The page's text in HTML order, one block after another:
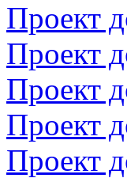
Проект
Проект
Проект
Проект
Проект